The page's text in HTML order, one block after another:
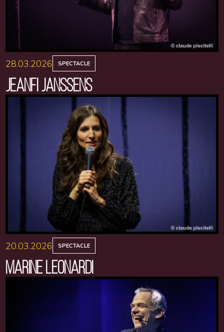
28.03.2026 SPECTACLE
JEANFI JANSSENS
20.03.2026 SPECTACLE
MARINE LEONARDI